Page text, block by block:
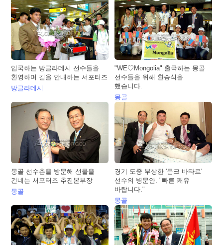
입국하는 방글라데시 선수들을
환영하며 길을 안내하는 서포터즈
방글라데시
"WE♡Mongolia" 출국하는 몽골
선수들을 위해 환송식을
했습니다.
몽골
몽골 선수촌을 방문해 선물을
건네는 서포터즈 추진본부장
몽골
경기 도중 부상한 '문크 바타르'
선수의 병문안. "빠른 쾌유
바랍니다."
몽골